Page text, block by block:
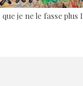
je ne le fasse plus I